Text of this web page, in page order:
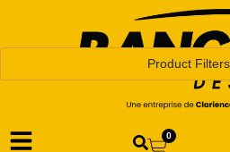
0
Product Filters